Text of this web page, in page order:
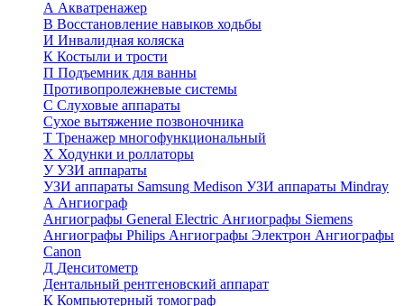
А Акватренажер
В Восстановление навыков ходьбы
И Инвалидная коляска
К Костыли и трости
П Подъемник для ванны
Противопролежневые системы
С Слуховые аппараты
Сухое вытяжение позвоночника
Т Тренажер многофункциональный
Х Ходунки и роллаторы
УУЗИ аппараты
УЗИ аппараты Samsung Medison УЗИ аппараты Mindray
А Ангиограф
Ангиографы General Electric Ангиографы Siemens
Ангиографы Philips Ангиографы Электрон Ангиографы
Canon
Д Денситометр
Дентальный рентгеновский аппарат
К Компьютерный томограф